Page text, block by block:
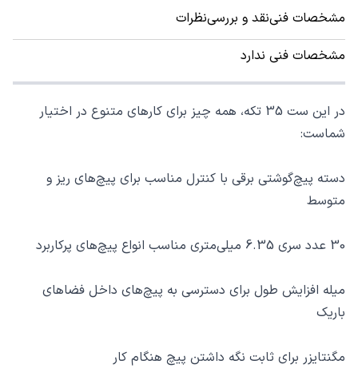
مشخصات فنینقد و بررسینظرات
مشخصات فنی ندارد
در این ست 35 تکه، همه چیز برای کارهای متنوع در اختیار
شماست:
دسته پیچ‌گوشتی برقی با کنترل مناسب برای پیچ‌های ریز و
متوسط
30 عدد سری 6.35 میلی‌متری مناسب انواع پیچ‌های پرکاربرد
میله افزایش طول برای دسترسی به پیچ‌های داخل فضاهای
باریک
مگنتایزر برای ثابت نگه داشتن پیچ هنگام کار